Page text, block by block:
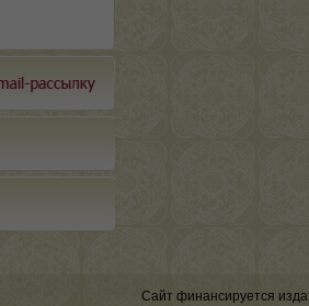
Сайт финансируется